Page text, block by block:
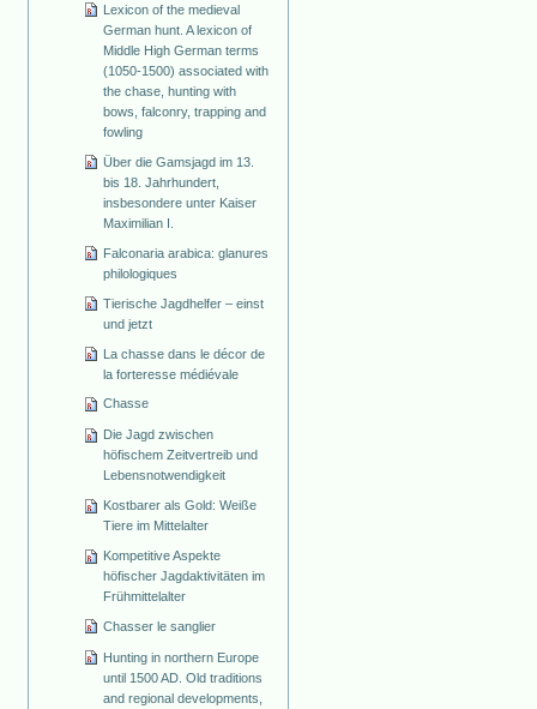
Lexicon of the medieval
German hunt. A lexicon of
Middle High German terms
(1050-1500) associated with
the chase, hunting with
bows, falconry, trapping and
fowling
Über die Gamsjagd im 13.
bis 18. Jahrhundert,
insbesondere unter Kaiser
Maximilian I.
Falconaria arabica: glanures
philologiques
Tierische Jagdhelfer – einst
und jetzt
La chasse dans le décor de
la forteresse médiévale
Chasse
Die Jagd zwischen
höfischem Zeitvertreib und
Lebensnotwendigkeit
Kostbarer als Gold: Weiße
Tiere im Mittelalter
Kompetitive Aspekte
höfischer Jagdaktivitäten im
Frühmittelalter
Chasser le sanglier
Hunting in northern Europe
until 1500 AD. Old traditions
and regional developments,